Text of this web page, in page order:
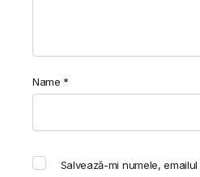
Name *
Salvează-mi numele,